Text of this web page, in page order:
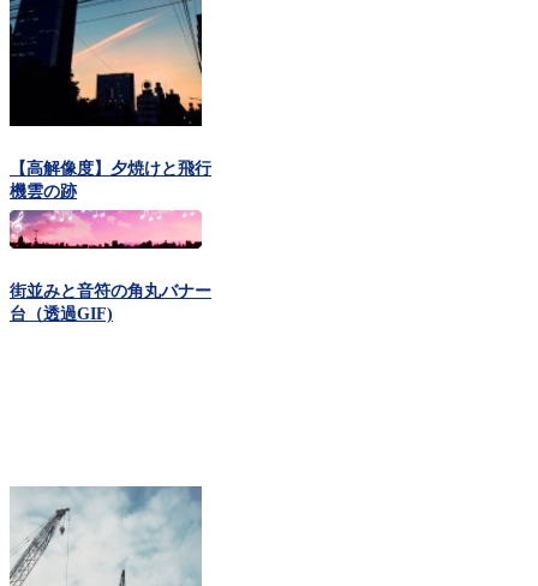
【高解像度】夕焼けと飛行
機雲の跡
街並みと音符の角丸バナー
台（透過GIF)